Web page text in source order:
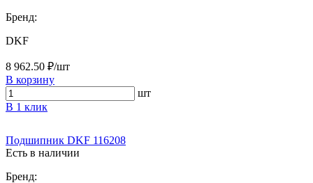
Бренд:
DKF
8 962.50 ₽/шт
В корзину
шт
В 1 клик
Подшипник DKF 116208
Есть в наличии
Бренд: